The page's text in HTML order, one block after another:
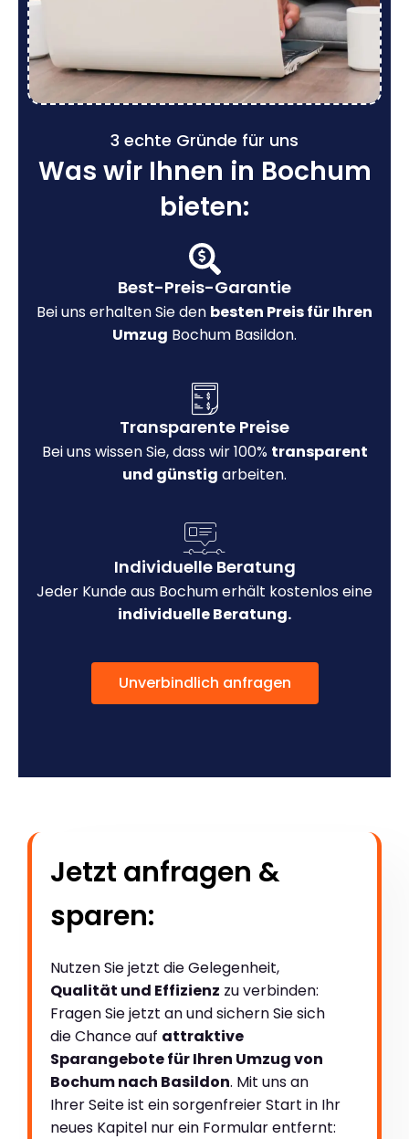
3 echte Gründe für uns
Was wir Ihnen in Bochum
bieten:
Best-Preis-Garantie
Bei uns erhalten Sie den besten Preis für Ihren
Umzug Bochum Basildon.
Transparente Preise
Bei uns wissen Sie, dass wir 100% transparent
und günstig arbeiten.
Individuelle Beratung
Jeder Kunde aus Bochum erhält kostenlos eine
individuelle Beratung.
Unverbindlich anfragen
Jetzt anfragen &
sparen:
Nutzen Sie jetzt die Gelegenheit,
Qualität und Effizienz zu verbinden:
Fragen Sie jetzt an und sichern Sie sich
die Chance auf attraktive
Sparangebote für Ihren Umzug von
Bochum nach Basildon. Mit uns an
Ihrer Seite ist ein sorgenfreier Start in Ihr
neues Kapitel nur ein Formular entfernt: